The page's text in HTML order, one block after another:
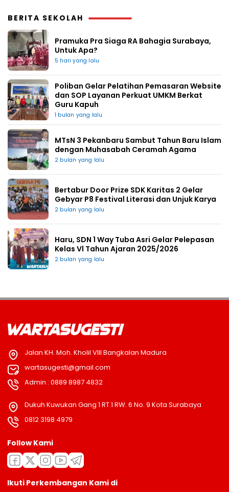
BERITA SEKOLAH
Pramuka Pra Siaga RA Bahagia Surabaya,
Untuk Apa?
5 hari yang lalu
Poliban Gelar Pelatihan Pemasaran Website
dan SOP Layanan Perkuat UMKM Berkat
Guru Kapuh
1 bulan yang lalu
MTsN 3 Pekanbaru Sambut Tahun Baru Islam
dengan Muhasabah Ceramah Agama
2 bulan yang lalu
Bertabur Door Prize SDK Karitas 2 Gelar
Gebyar P8 Festival Literasi dan Unjuk Karya
2 bulan yang lalu
Haru, SDN 1 Way Tuba Asri Gelar Pelepasan
Kelas Vl Tahun Ajaran 2025/2026
2 bulan yang lalu
Jalan KH. Moh. Kholil VIII Bangkalan Madura
wartasugesti@gmail.com
Admin : 0889 8987 4832
Dukuh Kuwukan Gang 1 RT.1 RW. 6 No. 9 Kota Surabaya
0812 3198 4979
Follow Kami
Ikuti Perkembangan Kami di